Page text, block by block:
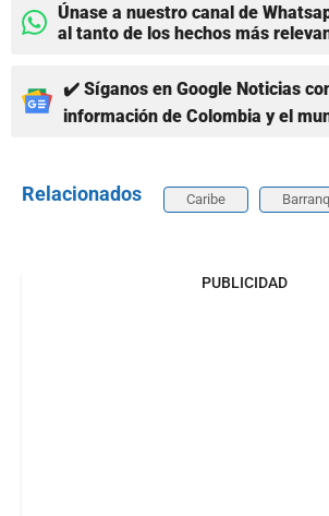
Únase a nuestro canal de
al tanto de los hechos más
✔️ Síganos en Google Noticias
información de Colombia y el
Relacionados Caribe
PUBLICIDAD